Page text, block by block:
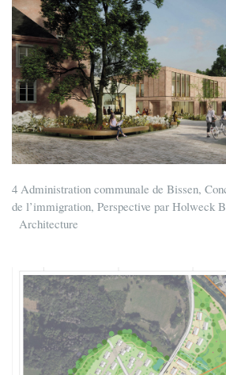
4 Administration communale de Bissen,
de l’immigration, Perspective par Holweck
Architecture